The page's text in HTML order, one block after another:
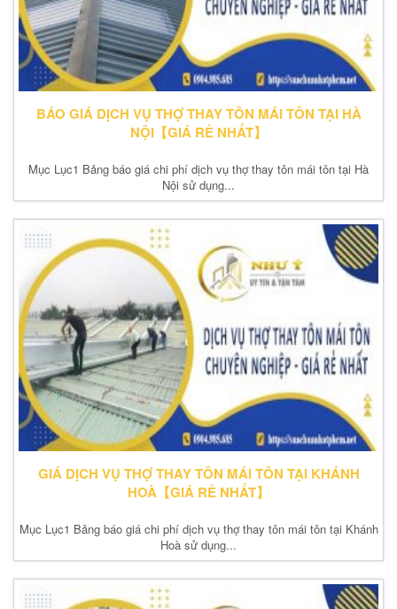
BÁO GIÁ DỊCH VỤ THỢ THAY TÔN MÁI TÔN TẠI HÀ
NỘI【GIÁ RẺ NHẤT】
Mục Lục1 Bảng báo giá chi phí dịch vụ thợ thay tôn mái tôn tại Hà
Nội sử dụng...
GIÁ DỊCH VỤ THỢ THAY TÔN MÁI TÔN TẠI KHÁNH
HOÀ【GIÁ RẺ NHẤT】
Mục Lục1 Bảng báo giá chi phí dịch vụ thợ thay tôn mái tôn tại Khánh
Hoà sử dụng...